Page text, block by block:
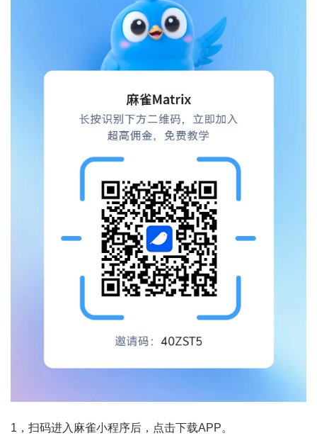
1，扫码进入麻雀小程序后，点击下载APP。